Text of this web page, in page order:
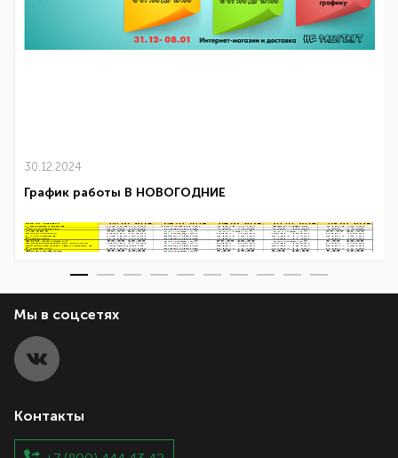
30.12.2024
График работы В НОВОГОДНИЕ
Мы в соцсетях
Контакты